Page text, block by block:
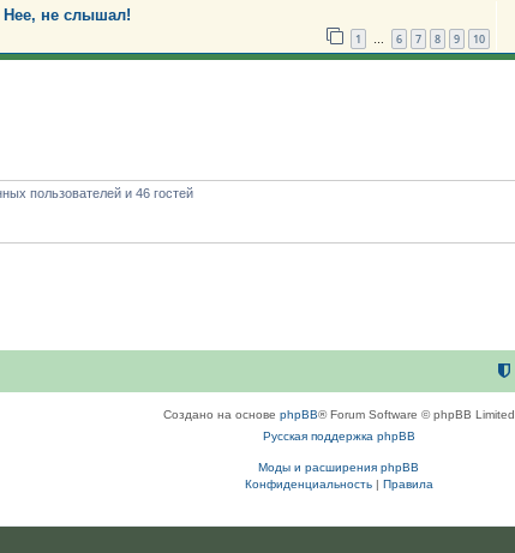
Нее, не слышал!
1 … 6 7 8 9 10
пользователей и 46 гостей
Создано на основе phpBB® Forum Software © phpBB Limited
Русская поддержка phpBB
Моды и расширения phpBB
Конфиденциальность| Правила